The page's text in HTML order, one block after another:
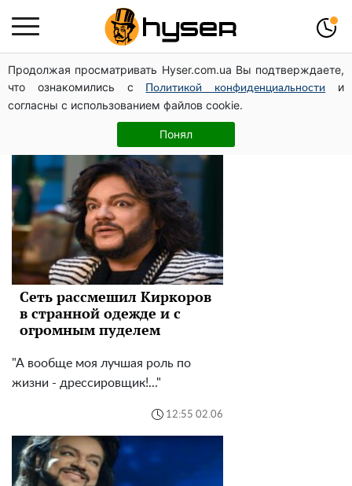
Продолжая просматривать Hyser.com.ua Вы подтверждаете,
что ознакомились с
Политикой конфиденциальности
и
согласны с использованием файлов cookie.
Понял
Филипп Киркоров
Сеть рассмешил Киркоров
в странной одежде и с
огромным пуделем
"А вообще моя лучшая роль по
жизни - дрессировщик!..."
12:55 02.06